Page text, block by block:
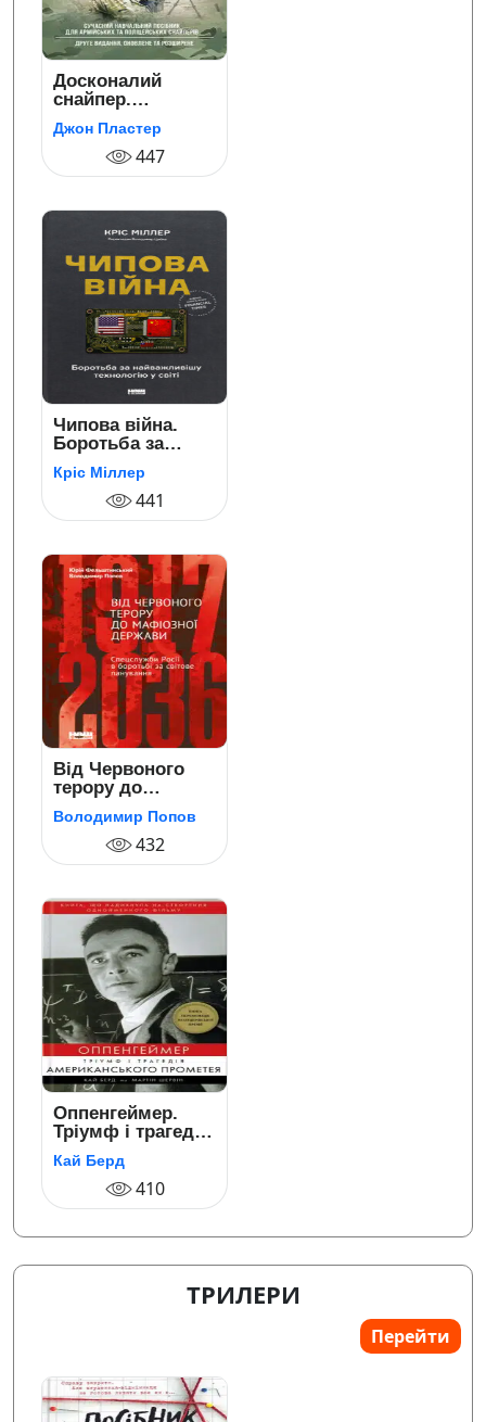
Досконалий
снайпер.
Сучасний
навчальний
посібник для
армійських та
снайперів
Джон Пластер
447
Чипова війна.
Боротьба за
найважливішу
технологію у світі
Кріс Міллер
441
Від Червоного
терору до
мафіозної
держави.
Спецслужби Росії
в боротьбі за
панування (1917-
2036)
Володимир Попов
432
Оппенгеймер.
Тріумф і трагедія
Американського
Прометея
Кай Берд
410
ТРИЛЕРИ
Перейти